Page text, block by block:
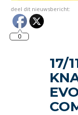
deel dit nieuwsbericht:
0
17/